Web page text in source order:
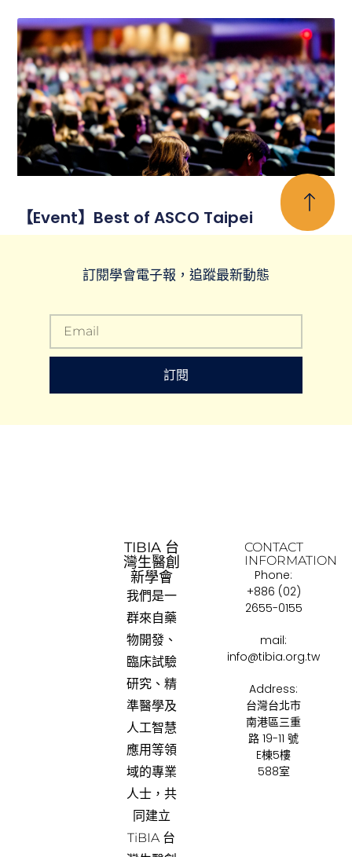
【Event】Best of ASCO Taipei
訂閱學會電子報，追蹤最新動態
訂閱
TIBIA 台
灣生醫創
新學會
我們是一
群來自藥
物開發、
臨床試驗
研究、精
準醫學及
人工智慧
應用等領
域的專業
人士，共
同建立
TiBIA 台
CONTACT
INFORMATION
Phone:
+886 (02)
2655-0155
mail:
info@tibia.org.tw
Address:
台灣台北市
南港區三重
路 19-11 號
E棟5樓
588室